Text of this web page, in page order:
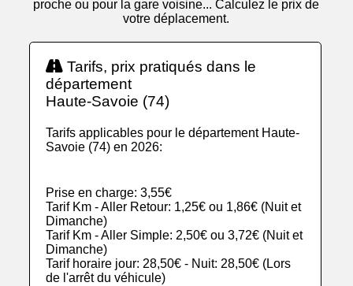
proche ou pour la gare voisine... Calculez le prix de
votre déplacement.
Tarifs, prix pratiqués dans le
département
Haute-Savoie (74)
Tarifs applicables pour le département Haute-
Savoie (74) en 2026:
Prise en charge: 3,55€
Tarif Km - Aller Retour: 1,25€ ou 1,86€ (Nuit et
Dimanche)
Tarif Km - Aller Simple: 2,50€ ou 3,72€ (Nuit et
Dimanche)
Tarif horaire jour: 28,50€ - Nuit: 28,50€ (Lors
de l'arrêt du véhicule)